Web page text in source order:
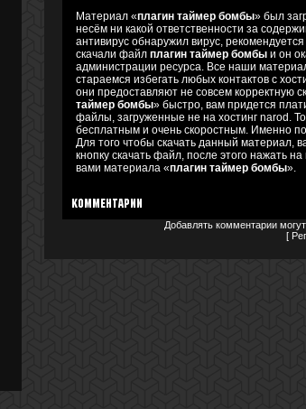
Материал «плагин таймер бомбы» был
несём ни какой ответственности за
антивирус обнаружил вирус,
скачали файлплагин таймер бомбы и он
администрации ресурса. Все наши
стараемся избегать любых контактов с
они предоставляют не совсем корректную
таймер бомбы» быстро, вам придется
файлы, загруженные не на хостинг narod.
бесплатным и очень скоростным. Именно
Для того чтобы скачать данный материал,
кнопку скачать файл, после этого нажать
вами материала «плагин таймер бомбы».
Комментарии
Добавлять комментарии
[